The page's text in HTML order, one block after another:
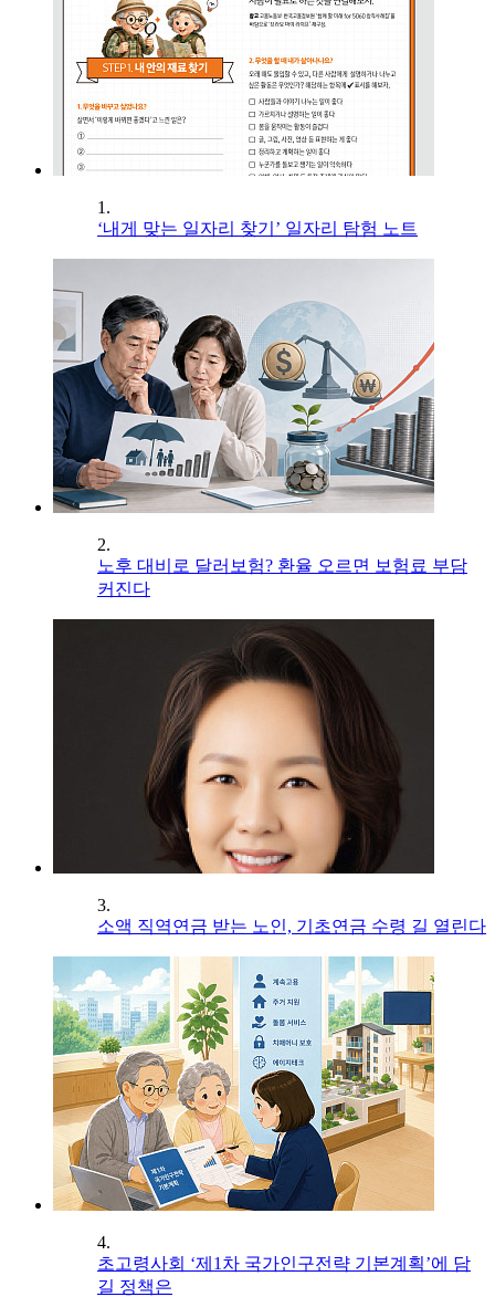
1.
‘내게 맞는 일자리 찾기’ 일자리 탐험 노트
2.
노후 대비로 달러보험? 환율 오르면 보험료 부담
커진다
3.
소액 직역연금 받는 노인, 기초연금 수령 길 열린다
4.
초고령사회 ‘제1차 국가인구전략 기본계획’에 담
길 정책은